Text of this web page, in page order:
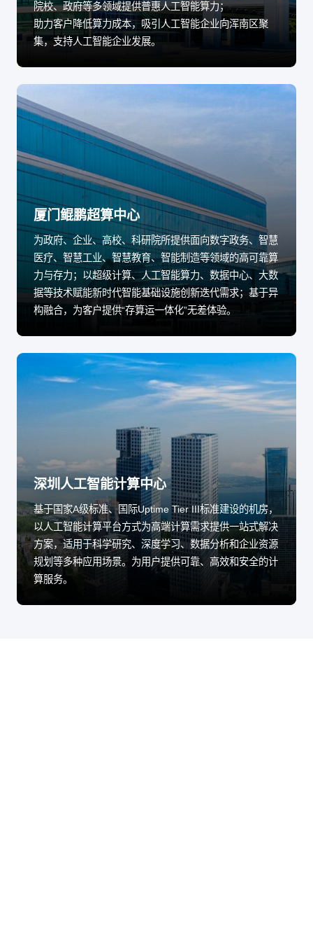
院校、政府等多领域提供普惠人工智能算力；
助力客户降低算力成本，吸引人工智能企业向浑南区聚
集，支持人工智能企业发展。
厦门鲲鹏超算中心
为政府、企业、高校、科研院所提供面向数字政务、智慧
医疗、智慧工业、智慧教育、智能制造等领域的高可靠算
力与存力；以超级计算、人工智能算力、数据中心、大数
据等技术赋能新时代智能基础设施创新迭代需求；基于异
构融合，为客户提供“存算运一体化”无差体验。
深圳人工智能计算中心
基于国家A级标准、国际Uptime Tier III标准建设的机房，
以人工智能计算平台方式为高端计算需求提供一站式解决
方案，适用于科学研究、深度学习、数据分析和企业资源
规划等多种应用场景。为用户提供可靠、高效和安全的计
算服务。